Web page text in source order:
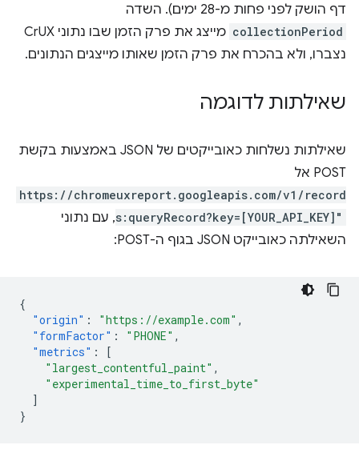
דף הושק לפני פחות מ-28 ימים). השדה
collectionPeriod
מייצג את פרק הזמן שבו נתוני CrUX
נצברו, ולא בהכרח את פרק הזמן שאותו מייצגים הנתונים.
שאילתות לדוגמה
שאילתות נשלחות כאובייקטים של JSON באמצעות בקשת
POST אל
https://chromeuxreport.googleapis.com/v1/record
s:queryRecord?key=[YOUR_API_KEY]", עם נתוני
השאילתה כאובייקט JSON בגוף ה-POST:
{
"origin" : "https://example.com" ,
"formFactor" : "PHONE" ,
"metrics" :
[
"largest_contentful_paint" ,
"experimental_time_to_first_byte"
]
}